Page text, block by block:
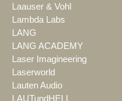
Laauser & Vohl
Lambda Labs
LANG
LANG ACADEMY
Laser Imagineering
Laserworld
Lauten Audio
LAUTundHELL